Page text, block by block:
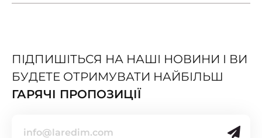
ПІДПИШІТЬСЯ НА НАШІ НОВИНИ І ВИ
БУДЕТЕ ОТРИМУВАТИ НАЙБІЛЬШ
ГАРЯЧІ ПРОПОЗИЦІЇ